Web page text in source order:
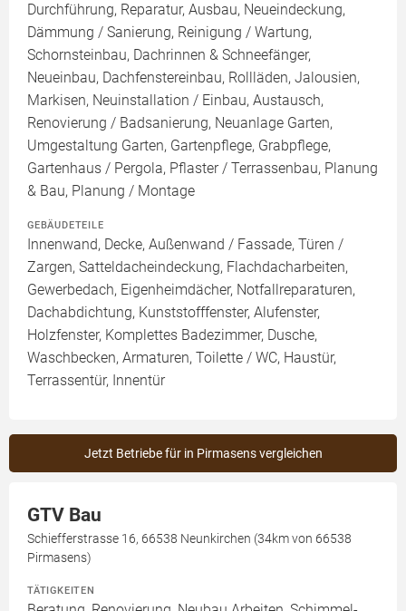
Durchführung, Reparatur, Ausbau, Neueindeckung,
Dämmung / Sanierung, Reinigung / Wartung,
Schornsteinbau, Dachrinnen & Schneefänger,
Neueinbau, Dachfenstereinbau, Rollläden, Jalousien,
Markisen, Neuinstallation / Einbau, Austausch,
Renovierung / Badsanierung, Neuanlage Garten,
Umgestaltung Garten, Gartenpflege, Grabpflege,
Gartenhaus / Pergola, Pflaster / Terrassenbau, Planung
& Bau, Planung / Montage
GEBÄUDETEILE
Innenwand, Decke, Außenwand / Fassade, Türen /
Zargen, Satteldacheindeckung, Flachdacharbeiten,
Gewerbedach, Eigenheimdächer, Notfallreparaturen,
Dachabdichtung, Kunststofffenster, Alufenster,
Holzfenster, Komplettes Badezimmer, Dusche,
Waschbecken, Armaturen, Toilette / WC, Haustür,
Terrassentür, Innentür
Jetzt Betriebe für in Pirmasens vergleichen
GTV Bau
Schiefferstrasse 16, 66538 Neunkirchen (34km von 66538
Pirmasens)
TÄTIGKEITEN